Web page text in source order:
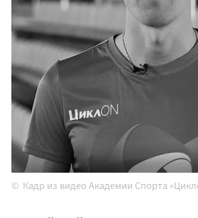
Кадр из видео Академии Спорта